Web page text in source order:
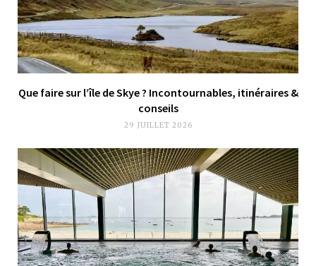
Que faire sur l’île de Skye ? Incontournables, itinéraires &
conseils
29 JUILLET 2026